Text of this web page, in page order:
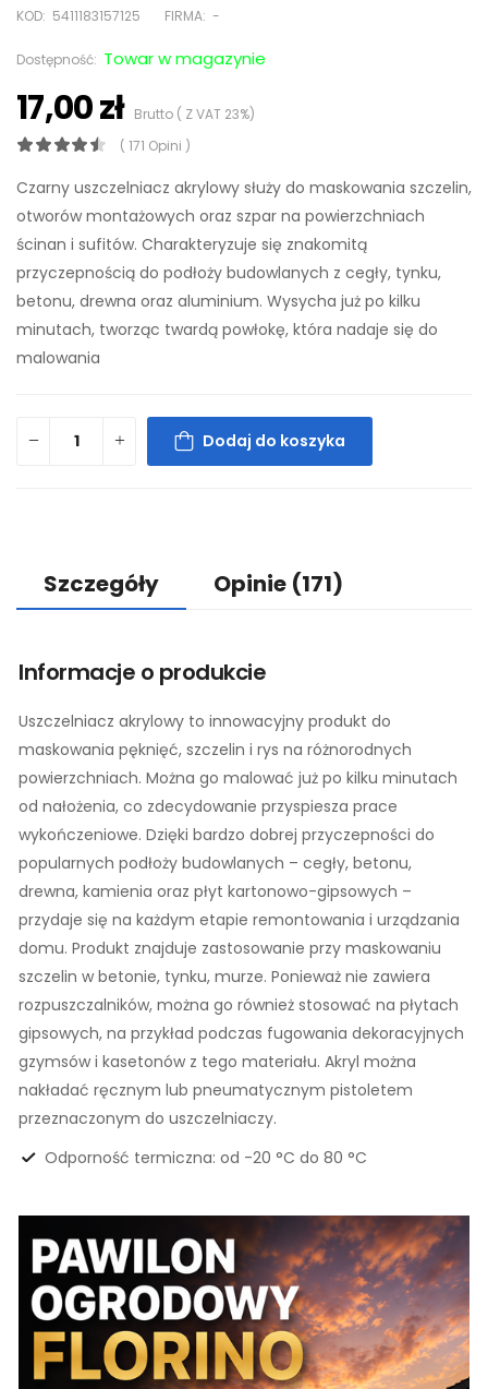
KOD: 5411183157125 FIRMA: -
Dostępność: Towar w magazynie
17,00 złBrutto ( Z VAT 23%)
( 171 Opini )
Czarny uszczelniacz akrylowy służy do maskowania szczelin,
otworów montażowych oraz szpar na powierzchniach
ścinan i sufitów. Charakteryzuje się znakomitą
przyczepnością do podłoży budowlanych z cegły, tynku,
betonu, drewna oraz aluminium. Wysycha już po kilku
minutach, tworząc twardą powłokę, która nadaje się do
malowania
Dodaj do koszyka
Szczegóły Opinie (171)
Informacje o produkcie
Uszczelniacz akrylowy to innowacyjny produkt do
maskowania pęknięć, szczelin i rys na różnorodnych
powierzchniach. Można go malować już po kilku minutach
od nałożenia, co zdecydowanie przyspiesza prace
wykończeniowe. Dzięki bardzo dobrej przyczepności do
popularnych podłoży budowlanych – cegły, betonu,
drewna, kamienia oraz płyt kartonowo-gipsowych –
przydaje się na każdym etapie remontowania i urządzania
domu. Produkt znajduje zastosowanie przy maskowaniu
szczelin w betonie, tynku, murze. Ponieważ nie zawiera
rozpuszczalników, można go również stosować na płytach
gipsowych, na przykład podczas fugowania dekoracyjnych
gzymsów i kasetonów z tego materiału. Akryl można
nakładać ręcznym lub pneumatycznym pistoletem
przeznaczonym do uszczelniaczy.
Odporność termiczna: od -20 °C do 80 °C